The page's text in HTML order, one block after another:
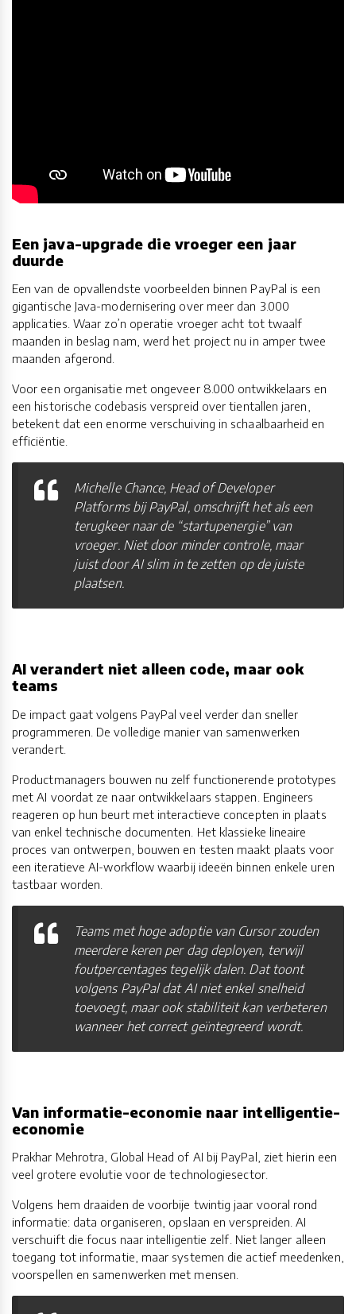
Een java-upgrade die vroeger een jaar
duurde
Een van de opvallendste voorbeelden binnen PayPal is een
gigantische Java-modernisering over meer dan 3.000
applicaties. Waar zo’n operatie vroeger acht tot twaalf
maanden in beslag nam, werd het project nu in amper twee
maanden afgerond.
Voor een organisatie met ongeveer 8.000 ontwikkelaars en
een historische codebasis verspreid over tientallen jaren,
betekent dat een enorme verschuiving in schaalbaarheid en
efficiëntie.
Michelle Chance, Head of Developer
Platforms bij PayPal, omschrijft het als een
terugkeer naar de “startupenergie” van
vroeger. Niet door minder controle, maar
juist door AI slim in te zetten op de juiste
plaatsen.
AI verandert niet alleen code, maar ook
teams
De impact gaat volgens PayPal veel verder dan sneller
programmeren. De volledige manier van samenwerken
verandert.
Productmanagers bouwen nu zelf functionerende prototypes
met AI voordat ze naar ontwikkelaars stappen. Engineers
reageren op hun beurt met interactieve concepten in plaats
van enkel technische documenten. Het klassieke lineaire
proces van ontwerpen, bouwen en testen maakt plaats voor
een iteratieve AI-workflow waarbij ideeën binnen enkele uren
tastbaar worden.
Teams met hoge adoptie van Cursor zouden
meerdere keren per dag deployen, terwijl
foutpercentages tegelijk dalen. Dat toont
volgens PayPal dat AI niet enkel snelheid
toevoegt, maar ook stabiliteit kan verbeteren
wanneer het correct geïntegreerd wordt.
Van informatie-economie naar intelligentie-
economie
Prakhar Mehrotra, Global Head of AI bij PayPal, ziet hierin een
veel grotere evolutie voor de technologiesector.
Volgens hem draaiden de voorbije twintig jaar vooral rond
informatie: data organiseren, opslaan en verspreiden. AI
verschuift die focus naar intelligentie zelf. Niet langer alleen
toegang tot informatie, maar systemen die actief meedenken,
voorspellen en samenwerken met mensen.